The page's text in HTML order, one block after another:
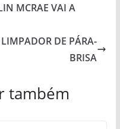
MCRAE VAI A
DE PÁRA-
BRISA
também